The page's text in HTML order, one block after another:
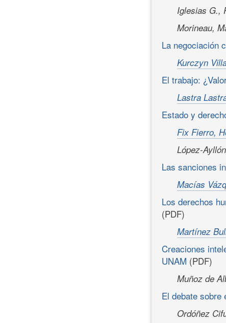
Iglesias G.,
Morineau,
La negociación
Kurczyn
El trabajo:
Lastra
Estado y
Fix Fierro,
López-
Las sanciones
Macías
Los derechos
(PDF)
Martínez
Creaciones
UNAM (PDF)
Muñoz de
El debate sobre
Ordóñez